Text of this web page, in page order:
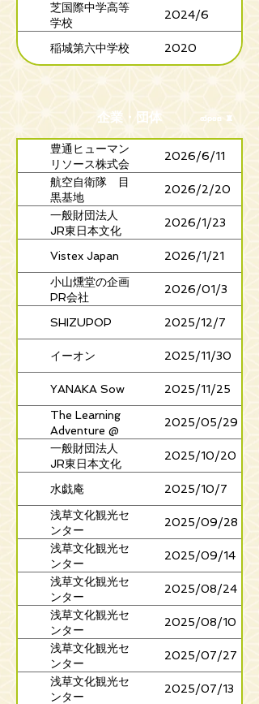
芝国際中学高等
学校
2024/6
稲城第六中学校 2020
企業・団体 close ▲
open ▼
豊通ヒューマン
リソース株式会
社 厚生部海外
厚生G
2026/6/11
航空自衛隊 目
黒基地
2026/2/20
一般財団法人
JR東日本文化
Takanawa:
The Museum
of Narratives
開館準備室
2026/1/23
Vistex Japan 2026/1/21
小山燻堂の企画
PR会社
株式会社オレン
ジ・アンド・パ
ートナーズ
ORANGE AND
PARTNERS
Co., Ltd.
2026/01/3
SHIZUPOP 2025/12/7
イーオン 2025/11/30
YANAKA Sow 2025/11/25
The Learning
Adventure @
深川江戸資料館
2025/05/29
一般財団法人
JR東日本文化
Takanawa:
The Museum
of Narratives
開館準備室
2025/10/20
水戯庵 2025/10/7
浅草文化観光セ
ンター
2025/09/28
浅草文化観光セ
ンター
2025/09/14
浅草文化観光セ
ンター
2025/08/24
浅草文化観光セ
ンター
2025/08/10
浅草文化観光セ
ンター
2025/07/27
浅草文化観光セ
ンター
2025/07/13